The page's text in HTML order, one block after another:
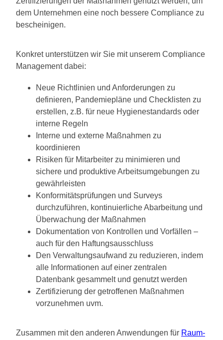
dem Unternehmen eine noch bessere Compliance zu
bescheinigen.
Konkret unterstützen wir Sie mit unserem Compliance
Management dabei:
Neue Richtlinien und Anforderungen zu
definieren, Pandemiepläne und Checklisten zu
erstellen, z.B. für neue Hygienestandards oder
interne Regeln
Interne und externe Maßnahmen zu
koordinieren
Risiken für Mitarbeiter zu minimieren und
sichere und produktive Arbeitsumgebungen zu
gewährleisten
Konformitätsprüfungen und Surveys
durchzuführen, kontinuierliche Abarbeitung und
Überwachung der Maßnahmen
Dokumentation von Kontrollen und Vorfällen –
auch für den Haftungsausschluss
Den Verwaltungsaufwand zu reduzieren, indem
alle Informationen auf einer zentralen
Datenbank gesammelt und genutzt werden
Zertifizierung der getroffenen Maßnahmen
vorzunehmen uvm.
Zusammen mit den anderen Anwendungen für Raum-